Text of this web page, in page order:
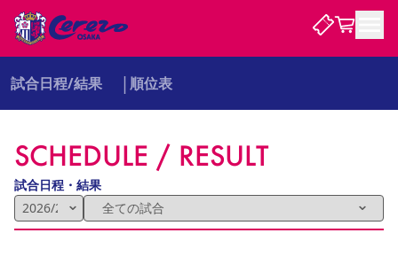
試合・チーム
試合について
試合日程 / 結果
チームについて
観戦する
チケット
クラブを知る
試合日程/結果 順位表
SCHEDULE / RESULT
試合日程・結果